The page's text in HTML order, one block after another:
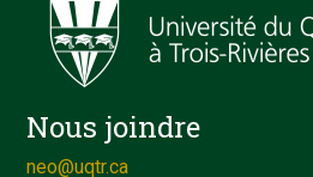
Nous joindre
neo@uqtr.ca